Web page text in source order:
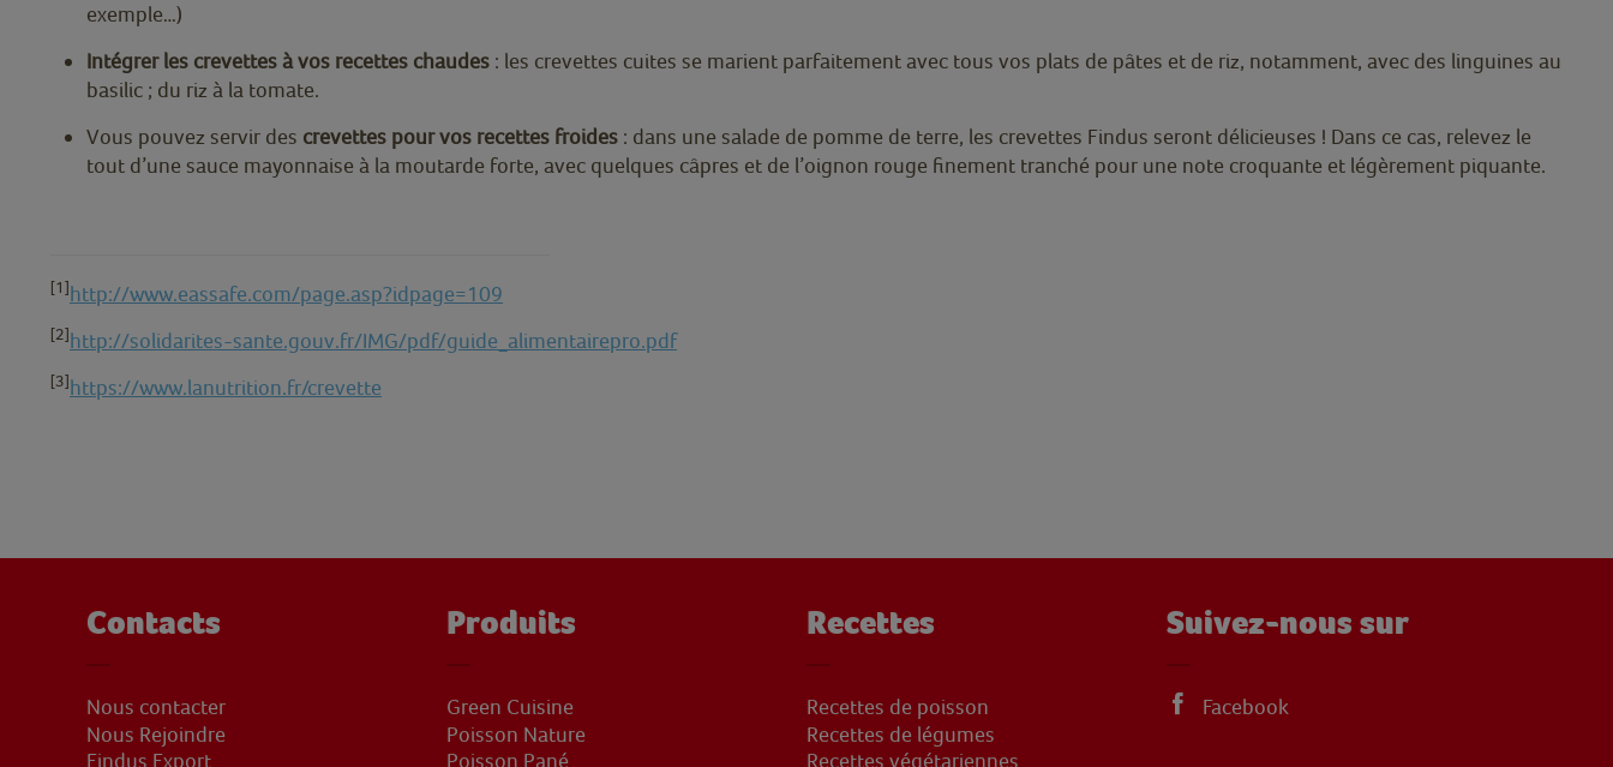
exemple…)
Intégrer les crevettes à vos recettes chaudes : les crevettes cuites se marient parfaitement avec tous vos plats de pâtes et de riz, notamment, avec des linguines au
basilic ; du riz à la tomate.
Vous pouvez servir des crevettes pour vos recettes froides : dans une salade de pomme de terre, les crevettes Findus seront délicieuses ! Dans ce cas, relevez le
tout d’une sauce mayonnaise à la moutarde forte, avec quelques câpres et de l’oignon rouge finement tranché pour une note croquante et légèrement piquante.
[1]http://www.eassafe.com/page.asp?idpage=109
[2]http://solidarites-sante.gouv.fr/IMG/pdf/guide_alimentairepro.pdf
[3]https://www.lanutrition.fr/crevette
Contacts
Nous contacter
Nous Rejoindre
Findus Export
Produits
Green Cuisine
Poisson Nature
Poisson Pané
Recettes
Recettes de poisson
Recettes de légumes
Recettes végétariennes
Suivez-nous sur
Facebook